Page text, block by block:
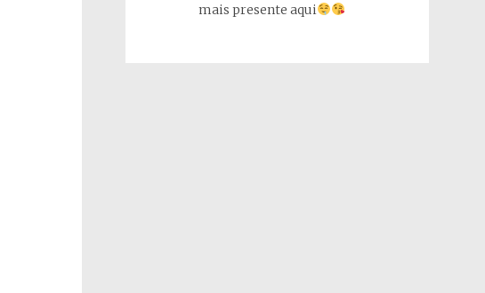
mais presente aqui